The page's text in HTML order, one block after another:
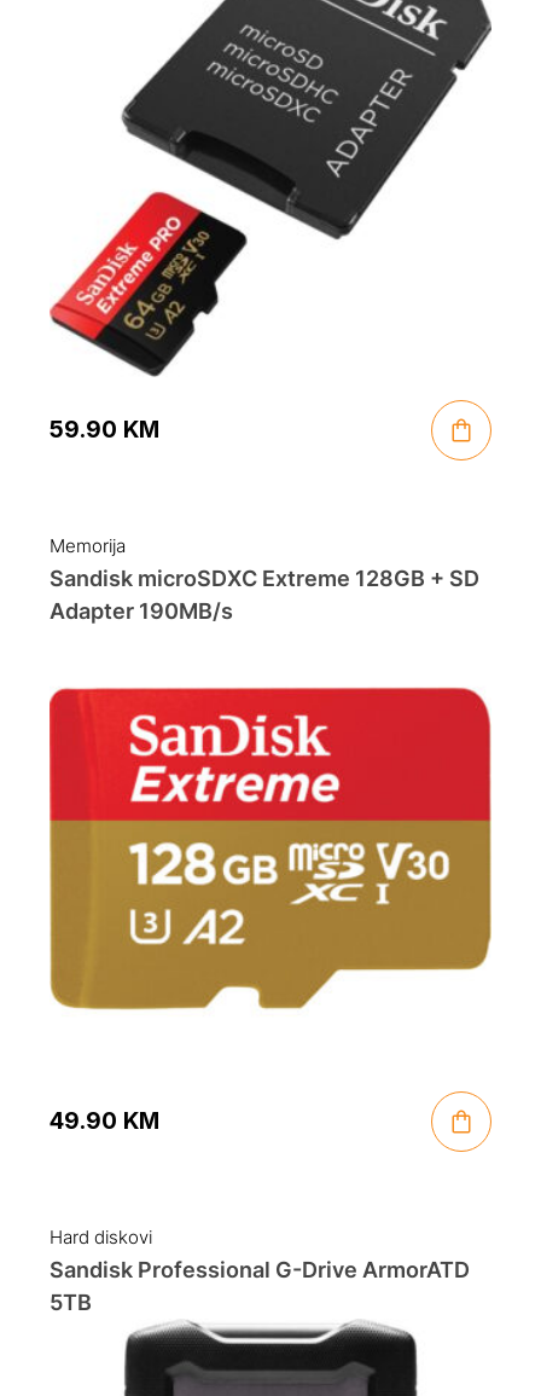
59.90 KM
Memorija
Sandisk microSDXC Extreme 128GB + SD
Adapter 190MB/s
49.90 KM
Hard diskovi
Sandisk Professional G-Drive ArmorATD
5TB